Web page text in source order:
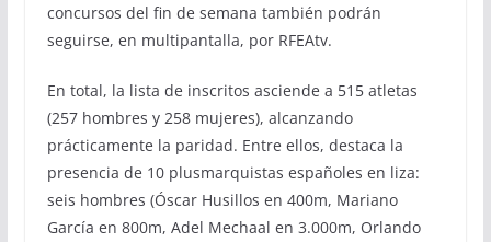
concursos del fin de semana también podrán
seguirse, en multipantalla, por RFEAtv.
En total, la lista de inscritos asciende a 515 atletas
(257 hombres y 258 mujeres), alcanzando
prácticamente la paridad. Entre ellos, destaca la
presencia de 10 plusmarquistas españoles en liza:
seis hombres (Óscar Husillos en 400m, Mariano
García en 800m, Adel Mechaal en 3.000m, Orlando